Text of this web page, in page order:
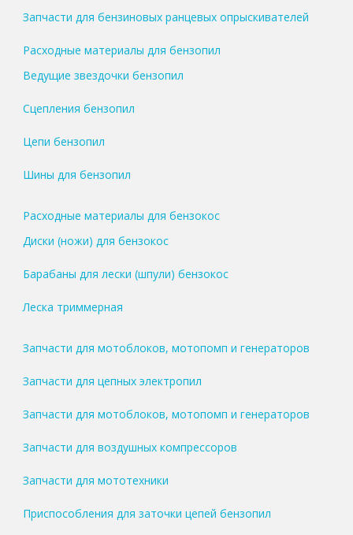
Запчасти для бензиновых ранцевых опрыскивателей
Расходные материалы для бензопил
Ведущие звездочки бензопил
Сцепления бензопил
Цепи бензопил
Шины для бензопил
Расходные материалы для бензокос
Диски (ножи) для бензокос
Барабаны для лески (шпули) бензокос
Леска триммерная
Запчасти для мотоблоков, мотопомп и генераторов
Запчасти для цепных электропил
Запчасти для мотоблоков, мотопомп и генераторов
Запчасти для воздушных компрессоров
Запчасти для мототехники
Приспособления для заточки цепей бензопил